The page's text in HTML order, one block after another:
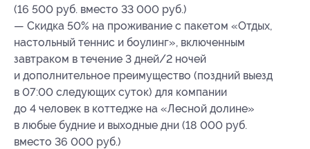
(16 500 руб. вместо 33 000 руб.)
— Скидка 50% на проживание с пакетом «Отдых,
настольный теннис и боулинг», включенным
завтраком в течение 3 дней/2 ночей
и дополнительное преимущество (поздний выезд
в 07:00 следующих суток) для компании
до 4 человек в коттедже на «Лесной долине»
в любые будние и выходные дни (18 000 руб.
вместо 36 000 руб.)